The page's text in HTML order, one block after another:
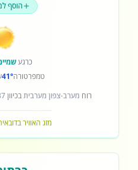
הוסף
כרגע
טמפרטורה41°
רוח מערב-צפון מערביתבכיוון
מזג האוויר בדובאי